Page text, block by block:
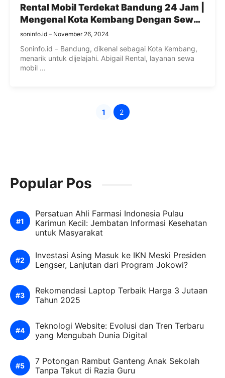
Rental Mobil Terdekat Bandung 24 Jam |
Mengenal Kota Kembang Dengan Sewa
Mobil di Abigail
soninfo.id November 26, 2024
Soninfo.id – Bandung, dikenal sebagai Kota Kembang,
menarik untuk dijelajahi. Abigail Rental, layanan sewa
mobil ...
Page
1 Page
2
Popular Pos
Persatuan Ahli Farmasi Indonesia Pulau
Karimun Kecil: Jembatan Informasi Kesehatan
untuk Masyarakat
Investasi Asing Masuk ke IKN Meski Presiden
Lengser, Lanjutan dari Program Jokowi?
Rekomendasi Laptop Terbaik Harga 3 Jutaan
Tahun 2025
Teknologi Website: Evolusi dan Tren Terbaru
yang Mengubah Dunia Digital
7 Potongan Rambut Ganteng Anak Sekolah
Tanpa Takut di Razia Guru